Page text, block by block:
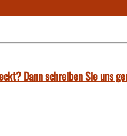
Dann schreiben Sie uns